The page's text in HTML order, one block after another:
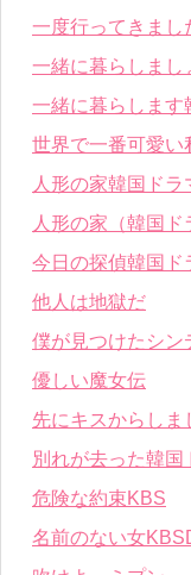
一度行ってきまし
一緒に暮らしまし
一緒に暮らします
世界で一番可愛い
人形の家韓国ドラ
人形の家（韓国
今日の探偵韓国ド
他人は地獄だ
僕が見つけたシン
優しい魔女伝
先にキスからしま
別れが去った韓国
危険な約束KBS
名前のない女